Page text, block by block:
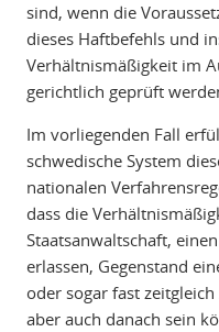
sind, wenn die
dieses Haftbefehls und
Verhältnismäßigkeit im
gerichtlich geprüft
Im vorliegenden Fall
schwedische System
nationalen
dass die
Staatsanwaltschaft,
erlassen, Gegenstand
oder sogar fast
aber auch danach sein